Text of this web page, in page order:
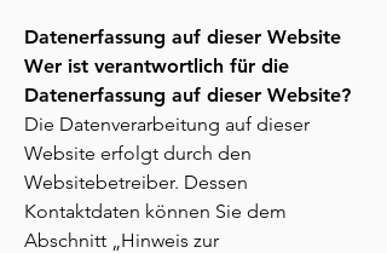
Datenerfassung auf dieser Website
Wer ist verantwortlich für die
Datenerfassung auf dieser Website?
Die Datenverarbeitung auf dieser
Website erfolgt durch den
Websitebetreiber. Dessen
Kontaktdaten können Sie dem
Abschnitt „Hinweis zur